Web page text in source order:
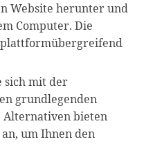
Website herunter und
Computer. Die
sich mit der
grundlegenden
bieten
um Ihnen den